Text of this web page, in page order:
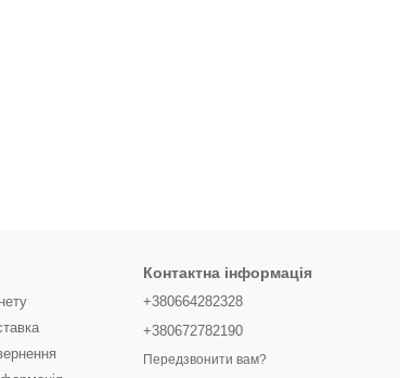
Контактна інформація
+380664282328
+380672782190
Передзвонити вам?